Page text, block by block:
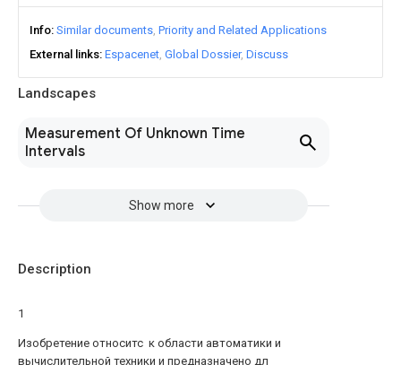
Landscapes
Measurement Of Unknown Time
Intervals
Show more
Info Similar documents Priority and Related Applications
External links Espacenet Global Dossier Discuss
Description
1
Изобретение относитс к области автоматики и
вычислительной техники и предназначено дл